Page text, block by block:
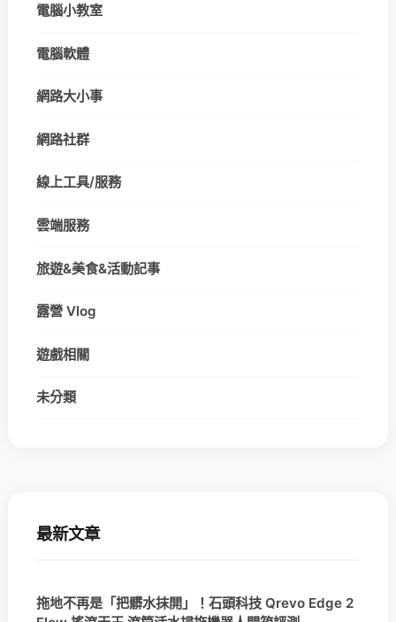
電腦小教室
電腦軟體
網路大小事
網路社群
線上工具/服務
雲端服務
旅遊&美食&活動記事
露營 Vlog
遊戲相關
未分類
最新文章
拖地不再是「把髒水抹開」！石頭科技 Qrevo Edge 2